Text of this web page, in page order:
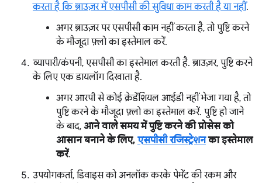
करता है कि ब्राउज़र में एसपीसी की सुविधा काम करती है या नहीं.
अगर ब्राउज़र पर एसपीसी काम नहीं करता है, तो पुष्टि करने
के मौजूदा फ़्लो का इस्तेमाल करें.
व्यापारी/कंपनी, एसपीसी का इस्तेमाल करती है. ब्राउज़र, पुष्टि करने
के लिए एक डायलॉग दिखाता है.
अगर आरपी से कोई क्रेडेंशियल आईडी नहीं भेजा गया है, तो
पुष्टि करने के मौजूदा फ़्लो का इस्तेमाल करें. पुष्टि हो जाने
के बाद, आने वाले समय में पुष्टि करने की प्रोसेस को
आसान बनाने के लिए, एसपीसी रजिस्ट्रेशनका इस्तेमाल
करें.
उपयोगकर्ता, डिवाइस को अनलॉक करके पेमेंट की रकम और